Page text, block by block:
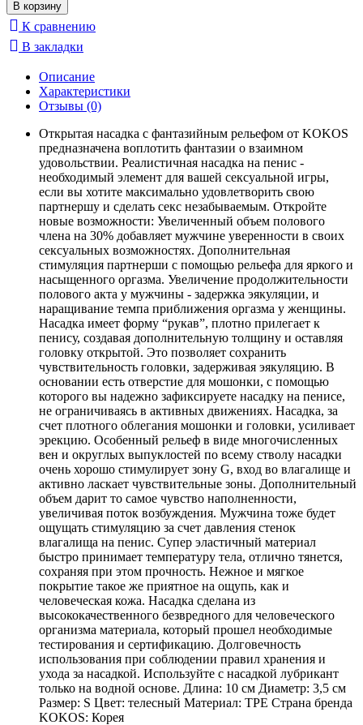
К сравнению
В закладки
Описание
Характеристики
Отзывы (0)
Открытая насадка с фантазийным рельефом от KOKOS
предназначена воплотить фантазии о взаимном
удовольствии. Реалистичная насадка на пенис -
необходимый элемент для вашей сексуальной игры,
если вы хотите максимально удовлетворить свою
партнершу и сделать секс незабываемым. Откройте
новые возможности: Увеличенный объем полового
члена на 30% добавляет мужчине уверенности в своих
сексуальных возможностях. Дополнительная
стимуляция партнерши с помощью рельефа для яркого и
насыщенного оргазма. Увеличение продолжительности
полового акта у мужчины - задержка эякуляции, и
наращивание темпа приближения оргазма у женщины.
Насадка имеет форму “рукав”, плотно прилегает к
пенису, создавая дополнительную толщину и оставляя
головку открытой. Это позволяет сохранить
чувствительность головки, задерживая эякуляцию. В
основании есть отверстие для мошонки, с помощью
которого вы надежно зафиксируете насадку на пенисе,
не ограничиваясь в активных движениях. Насадка, за
счет плотного облегания мошонки и головки, усиливает
эрекцию. Особенный рельеф в виде многочисленных
вен и округлых выпуклостей по всему стволу насадки
очень хорошо стимулирует зону G, вход во влагалище и
активно ласкает чувствительные зоны. Дополнительный
объем дарит то самое чувство наполненности,
увеличивая поток возбуждения. Мужчина тоже будет
ощущать стимуляцию за счет давления стенок
влагалища на пенис. Супер эластичный материал
быстро принимает температуру тела, отлично тянется,
сохраняя при этом прочность. Нежное и мягкое
покрытие такое же приятное на ощупь, как и
человеческая кожа. Насадка сделана из
высококачественного безвредного для человеческого
организма материала, который прошел необходимые
тестирования и сертификацию. Долговечность
использования при соблюдении правил хранения и
ухода за насадкой. Используйте с насадкой лубрикант
только на водной основе. Длина: 10 см Диаметр: 3,5 см
Размер: S Цвет: телесный Материал: TPE Страна бренда
KOKOS: Корея